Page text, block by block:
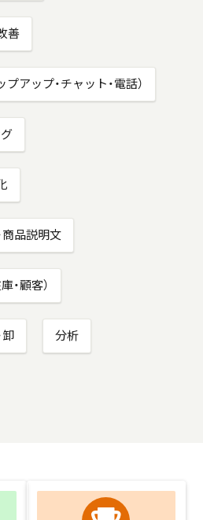
善
アップ・チャット・電話）
商品説明文
・顧客）
卸 分析